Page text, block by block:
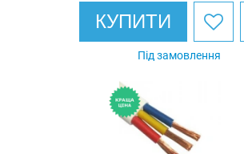
КУПИТИ
Під замовлення